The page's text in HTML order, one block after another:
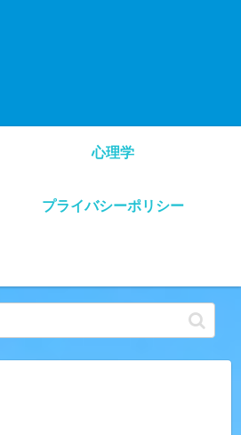
心理学
プライバシーポリシー